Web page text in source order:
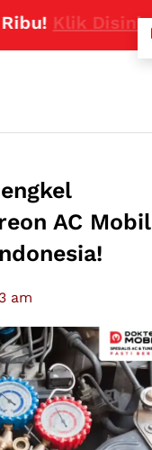
Klik Disini
AC Mobil
am